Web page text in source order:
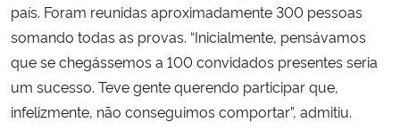
país. Foram reunidas aproximadamente 300 pessoas
somando todas as provas. “Inicialmente, pensávamos
que se chegássemos a 100 convidados presentes seria
um sucesso. Teve gente querendo participar que,
infelizmente, não conseguimos comportar”, admitiu.